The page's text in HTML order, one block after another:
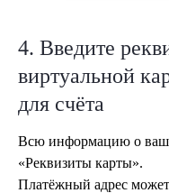
4. Введите
виртуальной
для счёта
Всю информацию о
«Реквизиты карты».
Платёжный адрес